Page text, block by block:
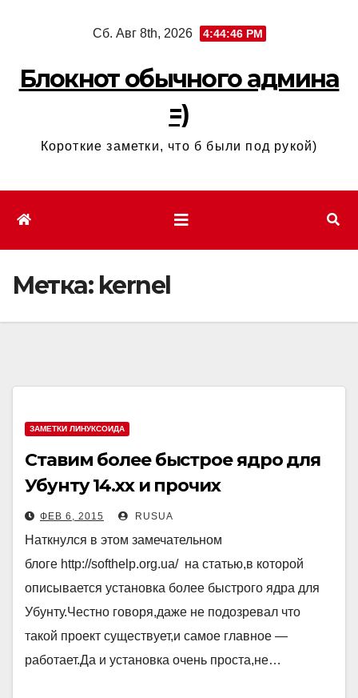
Сб. Авг 8th, 2026 4:44:46 PM
Блокнот обычного админа
=)
Короткие заметки, что б были под рукой)
Метка: kernel
ЗАМЕТКИ ЛИНУКСОИДА
Ставим более быстрое ядро для
Убунту 14.хх и прочих
ФЕВ 6, 2015 RUSUA
Наткнулся в этом замечательном
блоге http://softhelp.org.ua/ на статью,в которой
описывается установка более быстрого ядра для
Убунту.Честно говоря,даже не подозревал что
такой проект существует,и самое главное —
работает.Да и установка очень проста,не…